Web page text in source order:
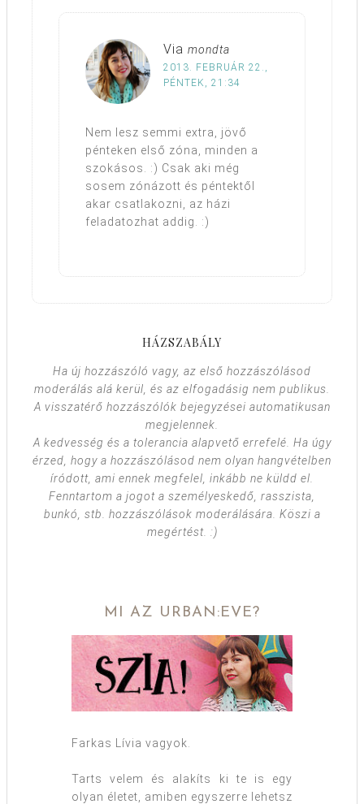
Via mondta
2013. FEBRUÁR 22.,
PÉNTEK, 21:34
Nem lesz semmi extra, jövő
pénteken első zóna, minden a
szokásos. :) Csak aki még
sosem zónázott és péntektől
akar csatlakozni, az házi
feladatozhat addig. :)
HÁZSZABÁLY
Ha új hozzászóló vagy, az első hozzászólásod
moderálás alá kerül, és az elfogadásig nem publikus.
A visszatérő hozzászólók bejegyzései automatikusan
megjelennek.
A kedvesség és a tolerancia alapvető errefelé. Ha úgy
érzed, hogy a hozzászólásod nem olyan hangvételben
íródott, ami ennek megfelel, inkább ne küldd el.
Fenntartom a jogot a személyeskedő, rasszista,
bunkó, stb. hozzászólások moderálására. Köszi a
megértést. :)
MI AZ URBAN:EVE?
Farkas Lívia vagyok.
Tarts velem és alakíts ki te is egy
olyan életet, amiben egyszerre lehetsz